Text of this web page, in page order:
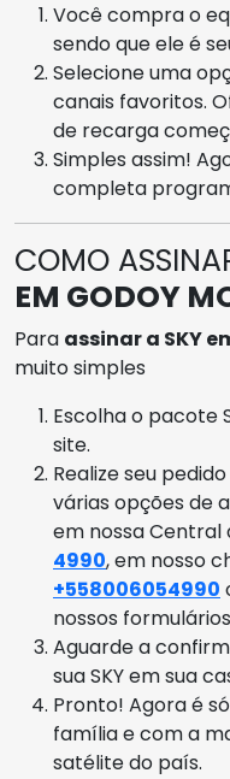
Você compra o
sendo que ele é
Selecione uma
canais favoritos.
de recarga
Simples assim!
completa
COMO
EM GODOY
Para assinar a SKY
muito simples
Escolha o pacote
site.
Realize seu
várias opções de
em nossa Central
4990, em nosso
+558006054990
nossos
Aguarde a
sua SKY em sua
Pronto! Agora é
família e com a
satélite do país.